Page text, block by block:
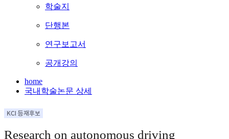
학술지
단행본
연구보고서
공개강의
home
국내학술논문 상세
Research on autonomous driving